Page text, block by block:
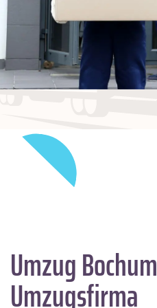
Umzug Bochum
Umzugsfirma